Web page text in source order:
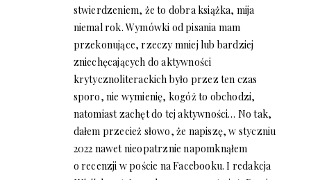
stwierdzeniem, że to dobra książka, mija
niemal rok. Wymówki od pisania mam
przekonujące, rzeczy mniej lub bardziej
zniechęcających do aktywności
krytycznoliterackich było przez ten czas
sporo, nie wymienię, kogóż to obchodzi,
natomiast zachęt do tej aktywności… No tak,
dałem przecież słowo, że napiszę, w styczniu
2022 nawet nieopatrznie napomknąłem
o recenzji w poście na Facebooku. I redakcja